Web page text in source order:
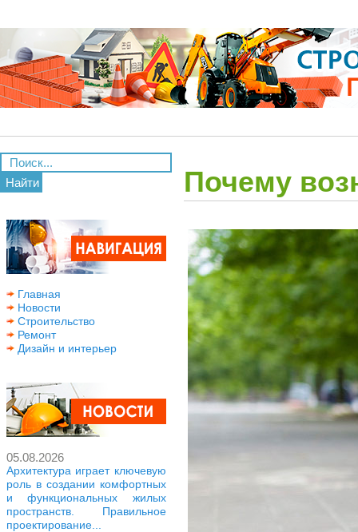
Найти
Главная
Новости
Строительство
Ремонт
Дизайн и интерьер
05.08.2026
Архитектура играет ключевую
роль в создании комфортных
и функциональных жилых
пространств. Правильное
проектирование...
Почему